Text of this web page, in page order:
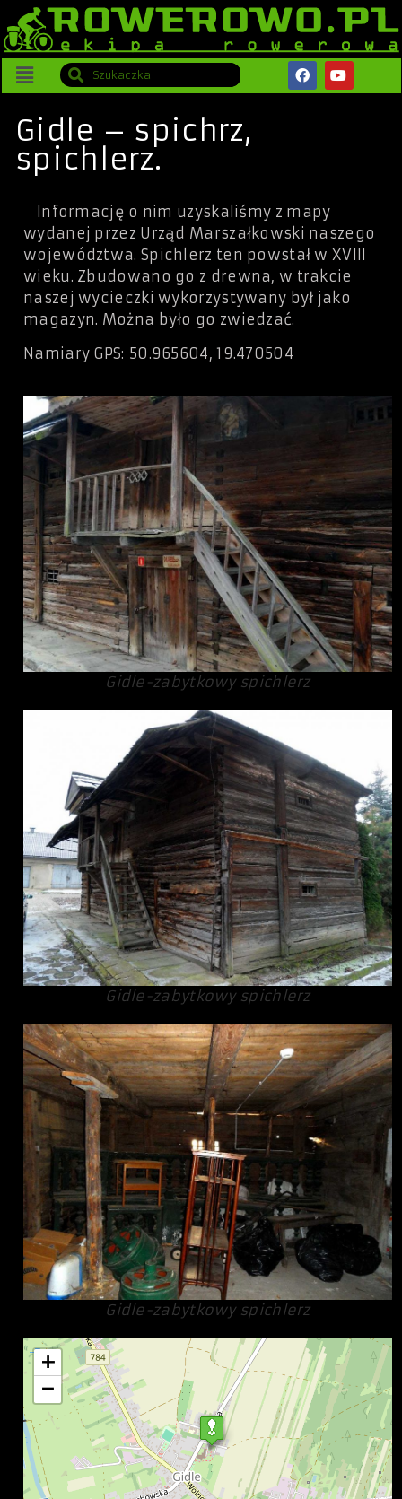
Gidle – spichrz,
spichlerz.
Informację o nim uzyskaliśmy z mapy
wydanej przez Urząd Marszałkowski naszego
województwa. Spichlerz ten powstał w XVIII
wieku. Zbudowano go z drewna, w trakcie
naszej wycieczki wykorzystywany był jako
magazyn. Można było go zwiedzać.
Namiary GPS: 50.965604, 19.470504
Gidle-zabytkowy spichlerz
Gidle-zabytkowy spichlerz
Gidle-zabytkowy spichlerz
+
−